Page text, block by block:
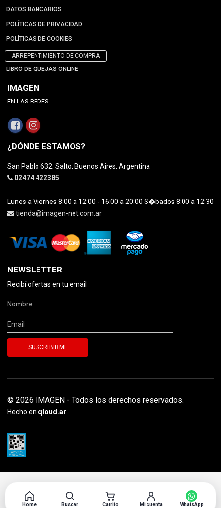
DATOS BANCARIOS
POLÍTICAS DE PRIVACIDAD
POLÍTICAS DE COOKIES
ARREPENTIMIENTO DE COMPRA
LIBRO DE QUEJAS ONLINE
IMAGEN
EN LAS REDES
¿DÓNDE ESTAMOS?
San Pablo 632, Salto, Buenos Aires, Argentina
02474 422385
Lunes a Viernes 8:00 a 12:00 - 16:00 a 20:00 S�bados 8:00 a 12:30
tienda@imagen-net.com.ar
NEWSLETTER
Recibí ofertas en tu email
© 2026 IMAGEN - Todos los derechos reservados.
Hecho en qloud.ar
Home Buscar Carrito Mi cuenta